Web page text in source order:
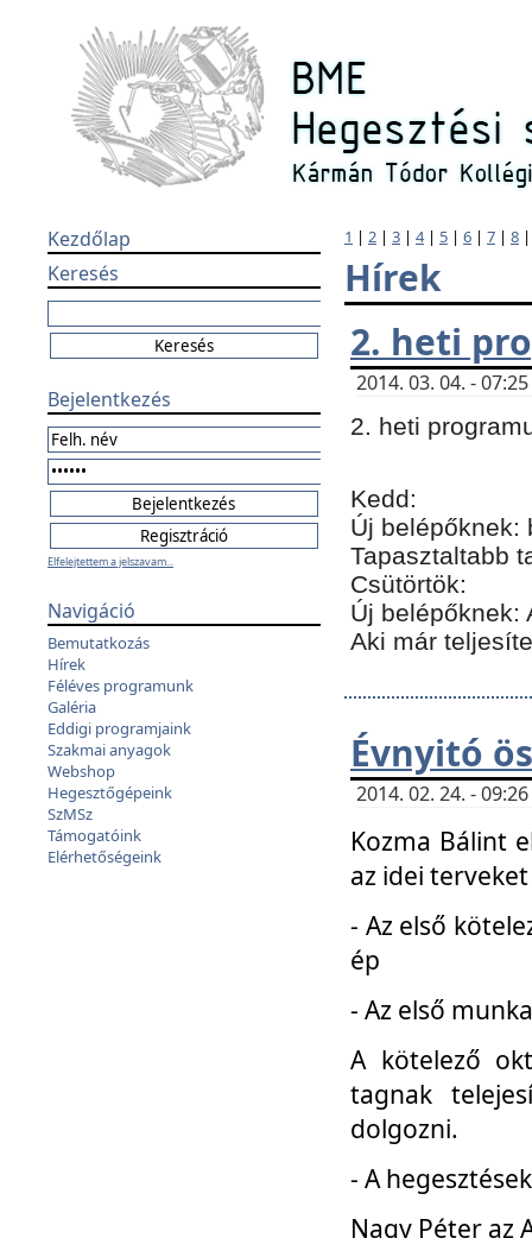
Kezdőlap
Keresés
Bejelentkezés
Elfelejtettem a jelszavam...
Navigáció
Bemutatkozás
Hírek
Féléves programunk
Galéria
Eddigi programjaink
Szakmai anyagok
Webshop
Hegesztőgépeink
SzMSz
Támogatóink
Elérhetőségeink
1 | 2 | 3 | 4| 5 | 6 | 7 | 8
Hírek
2. heti
2014. 03. 04. -
2. heti
Kedd:
Új belépőknek:
Tapasztaltabb
Csütörtök:
Új belépőknek:
Aki már
Évnyitó
2014. 02. 24. -
Kozma Bálint
az idei
- Az első
ép
- Az első
A kötelező
tagnak
dolgozni.
- A
Nagy Péter az